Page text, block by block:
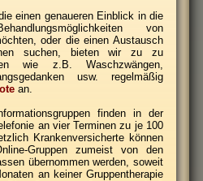
einen genaueren Einblick in die
von
oder die einen Austausch
suchen, bieten wir zu zu
wie z.B. Waschzwängen,
usw. regelmäßig
an.
finden in der
an vier Terminen zu je 100
Krankenversicherte können
Gruppen zumeist von den
übernommen werden, soweit
an keiner Gruppentherapie